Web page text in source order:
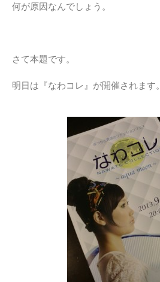
何が原因なんでしょう。
さて本題です。
明日は『なわコレ』が開催されます。